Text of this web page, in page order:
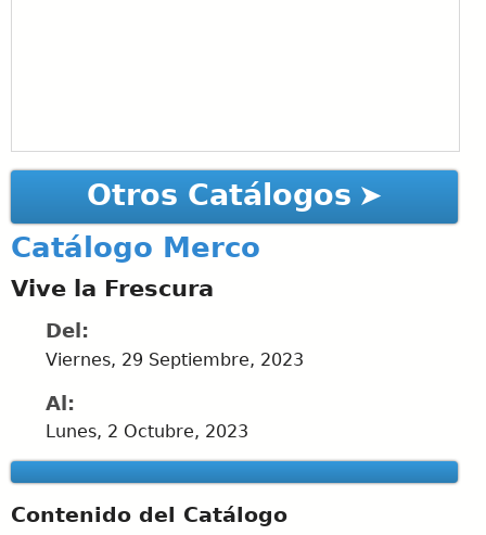
Otros Catálogos
Catálogo Merco
Vive la Frescura
Del:
Viernes, 29 Septiembre, 2023
Al:
Lunes, 2 Octubre, 2023
Contenido del Catálogo